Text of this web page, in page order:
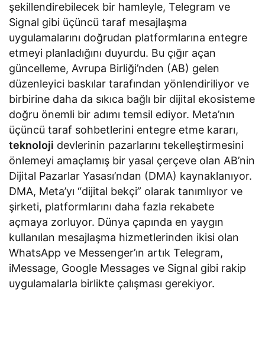
şekillendirebilecek bir hamleyle, Telegram ve
Signal gibi üçüncü taraf mesajlaşma
uygulamalarını doğrudan platformlarına entegre
etmeyi planladığını duyurdu. Bu çığır açan
güncelleme, Avrupa Birliği’nden (AB) gelen
düzenleyici baskılar tarafından yönlendiriliyor ve
birbirine daha da sıkıca bağlı bir dijital ekosisteme
doğru önemli bir adımı temsil ediyor. Meta’nın
üçüncü taraf sohbetlerini entegre etme kararı,
teknoloji devlerinin pazarlarını tekelleştirmesini
önlemeyi amaçlamış bir yasal çerçeve olan AB’nin
Dijital Pazarlar Yasası’ndan (DMA) kaynaklanıyor.
DMA, Meta’yı “dijital bekçi” olarak tanımlıyor ve
şirketi, platformlarını daha fazla rekabete
açmaya zorluyor. Dünya çapında en yaygın
kullanılan mesajlaşma hizmetlerinden ikisi olan
WhatsApp ve Messenger’ın artık Telegram,
iMessage, Google Messages ve Signal gibi rakip
uygulamalarla birlikte çalışması gerekiyor.